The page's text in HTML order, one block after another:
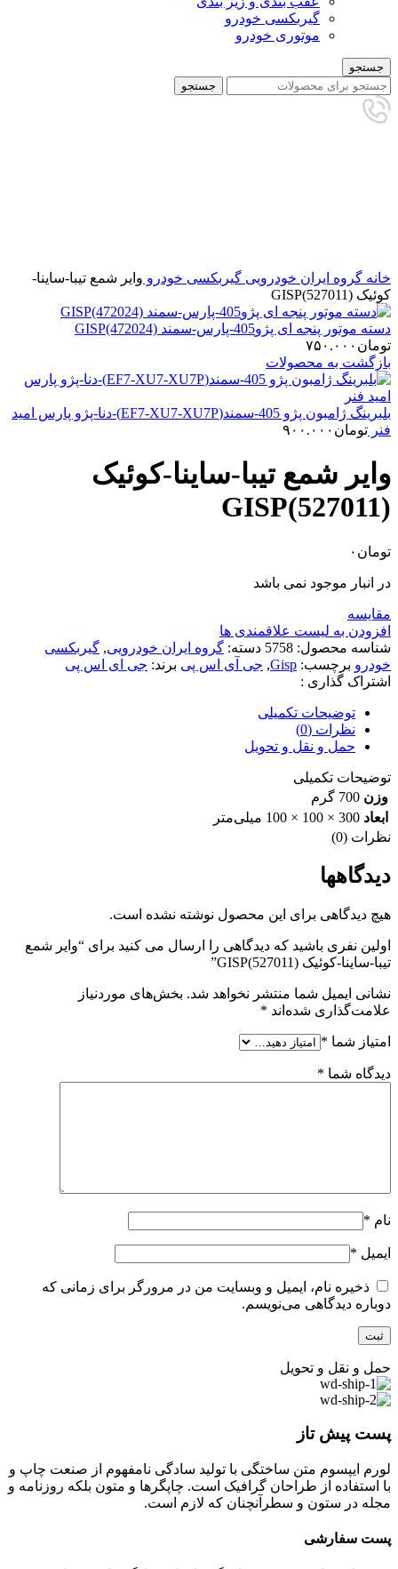
گیربکسی خودرو
موتوری خودرو
جستجو
جستجو
خانه گروه ایران خودرویی گیربکسی خودرو وایر شمع تیبا-ساینا-
کوئیک GISP(527011)
دسته موتور پنجه ای پژو405-پارس-سمند GISP(472024)
تومان ۷۵۰.۰۰۰
بازگشت به محصولات
بلبرینگ ژامبون پژو 405-سمند(EF7-XU7-XU7P)-دنا-پژو پارس امید
فنر تومان ۹۰۰.۰۰۰
وایر شمع تیبا-ساینا-کوئیک
GISP(527011)
تومان ۰
در انبار موجود نمی باشد
مقایسه
افزودن به لیست علاقمندی ها
شناسه محصول: 5758 دسته: گروه ایران خودرویی, گیربکسی
خودرو برچسب: Gisp
, جی آی اس پی برند: جی ای اس پی
اشتراک گذاری :
توضیحات تکمیلی
نظرات (0)
حمل و نقل و تحویل
توضیحات تکمیلی
وزن 700 گرم
ابعاد 300 × 100 × 100 میلی‌متر
نظرات (0)
دیدگاهها
هیچ دیدگاهی برای این محصول نوشته نشده است.
اولین نفری باشید که دیدگاهی را ارسال می کنید برای “وایر شمع
تیبا-ساینا-کوئیک GISP(527011)”
نشانی ایمیل شما منتشر نخواهد شد. بخش‌های موردنیاز
علامت‌گذاری شده‌اند *
امتیاز شما *
دیدگاه شما *
نام *
ایمیل *
ذخیره نام، ایمیل و وبسایت من در مرورگر برای زمانی که
دوباره دیدگاهی می‌نویسم.
حمل و نقل و تحویل
پست پیش تاز
لورم ایپسوم متن ساختگی با تولید سادگی نامفهوم از صنعت چاپ و
با استفاده از طراحان گرافیک است. چاپگرها و متون بلکه روزنامه و
مجله در ستون و سطرآنچنان که لازم است.
پست سفارشی